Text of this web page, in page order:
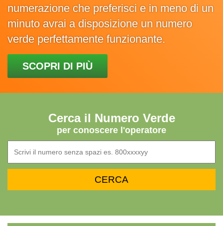
numerazione che preferisci e in meno di un
minuto avrai a disposizione un numero
verde perfettamente funzionante.
SCOPRI DI PIÙ
Cerca il Numero Verde
per conoscere l'operatore